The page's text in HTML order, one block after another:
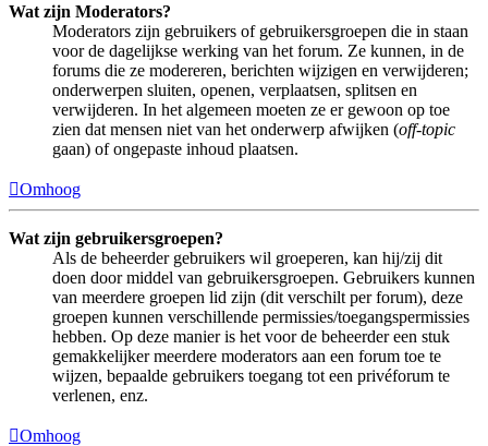
Wat zijn Moderators?
Moderators zijn gebruikers of gebruikersgroepen die in staan
voor de dagelijkse werking van het forum. Ze kunnen, in de
forums die ze modereren, berichten wijzigen en verwijderen;
onderwerpen sluiten, openen, verplaatsen, splitsen en
verwijderen. In het algemeen moeten ze er gewoon op toe
zien dat mensen niet van het onderwerp afwijken (off-topic
gaan) of ongepaste inhoud plaatsen.
Omhoog
Wat zijn gebruikersgroepen?
Als de beheerder gebruikers wil groeperen, kan hij/zij dit
doen door middel van gebruikersgroepen. Gebruikers kunnen
van meerdere groepen lid zijn (dit verschilt per forum), deze
groepen kunnen verschillende permissies/toegangspermissies
hebben. Op deze manier is het voor de beheerder een stuk
gemakkelijker meerdere moderators aan een forum toe te
wijzen, bepaalde gebruikers toegang tot een privéforum te
verlenen, enz.
Omhoog